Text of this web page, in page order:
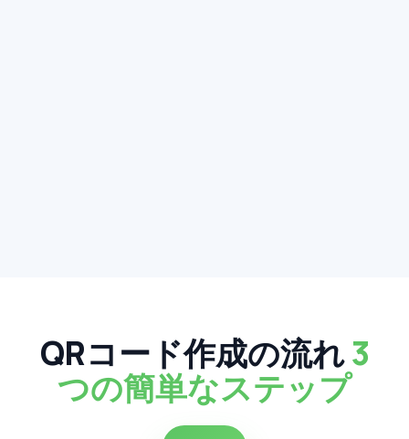
QRコード作成の流れ3
つの簡単なステップ